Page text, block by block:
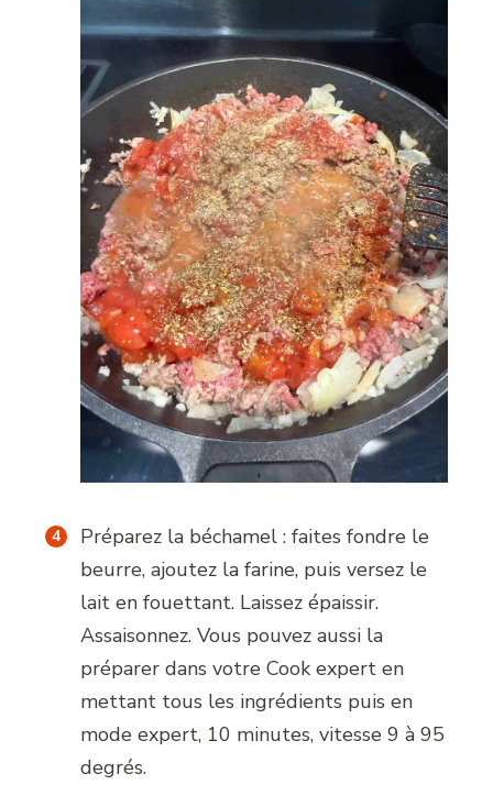
Préparez la béchamel : faites fondre le
beurre, ajoutez la farine, puis versez le
lait en fouettant. Laissez épaissir.
Assaisonnez. Vous pouvez aussi la
préparer dans votre Cook expert en
mettant tous les ingrédients puis en
mode expert, 10 minutes, vitesse 9 à 95
degrés.